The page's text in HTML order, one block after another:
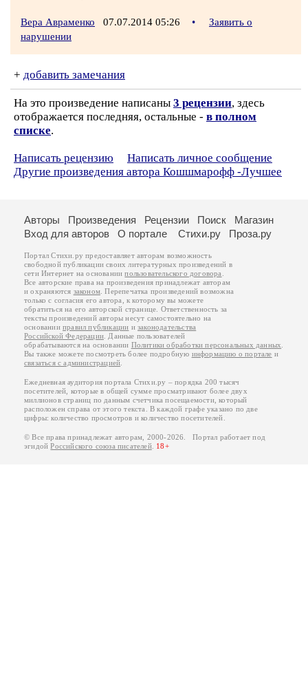
Вера Авраменко 07.07.2014 05:26 •
Заявить о
нарушении
+ добавить замечания
На это произведение написаны 3 рецензии, здесь
отображается последняя, остальные - в полном
списке.
Написать рецензию
Написать личное сообщение
Другие произведения автора Кошшмарофф -Лучшее
Авторы Произведения Рецензии Поиск
Магазин
Вход для авторов
О портале Стихи.ру Проза.ру
Портал Стихи.ру предоставляет авторам возможность
свободной публикации своих литературных произведений в
сети Интернет на основаниипользовательского договора
Все авторские права на произведения принадлежат авторам
и охраняются законом . Перепечатка произведений возможна
только с согласия его автора, к которому вы можете
обратиться на его авторской странице. Ответственность за
тексты произведений авторы несут самостоятельно на
основанииправил публикации изаконодательства
Российской Федерации . Данные пользователей
обрабатываются на основании Политики обработки персональных данных
Вы также можете посмотреть более подробную информацию о портале и
связаться с администрацией
Ежедневная аудитория портала Стихи.ру – порядка 200 тысяч
посетителей, которые в общей сумме просматривают более двух
миллионов страниц по данным счетчика посещаемости, который
расположен справа от этого текста. В каждой графе указано по две
цифры: количество просмотров и количество посетителей.
© Все права принадлежат авторам, 2000-2026. Портал работает под
эгидойРоссийского союза писателей. 18+